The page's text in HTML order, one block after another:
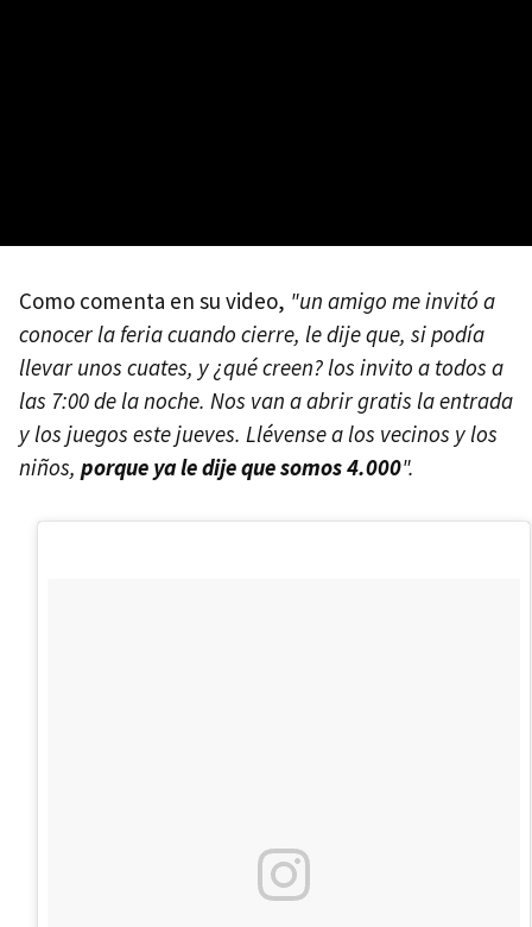
Como comenta en su video, "un amigo me invitó a
conocer la feria cuando cierre, le dije que, si podía
llevar unos cuates, y ¿qué creen? los invito a todos a
las 7:00 de la noche. Nos van a abrir gratis la entrada
y los juegos este jueves. Llévense a los vecinos y los
niños, porque ya le dije que somos 4.000".